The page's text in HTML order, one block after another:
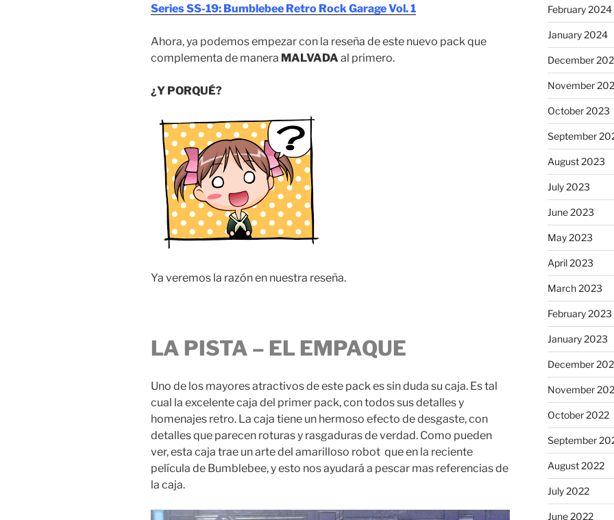
Series SS-19: Bumblebee Retro Rock Garage Vol. 1
Ahora, ya podemos empezar con la reseña de este nuevo pack que
complementa de manera MALVADA al primero.
¿Y PORQUÉ?
Ya veremos la razón en nuestra reseña.
LA PISTA – EL EMPAQUE
Uno de los mayores atractivos de este pack es sin duda su caja. Es tal
cual la excelente caja del primer pack, con todos sus detalles y
homenajes retro. La caja tiene un hermoso efecto de desgaste, con
detalles que parecen roturas y rasgaduras de verdad. Como pueden
ver, esta caja trae un arte del amarilloso robot que en la reciente
película de Bumblebee, y esto nos ayudará a pescar mas referencias de
la caja.
February 2024
January 2024
December
November
October 2023
September
August 2023
July 2023
June 2023
May 2023
April 2023
March 2023
February 2023
January 2023
December
November
October 2022
September
August 2022
July 2022
June 2022